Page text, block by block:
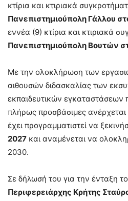
κτίρια και κτιριακά
Πανεπιστημιούπολη Γάλλου
εννέα (9) κτίρια και κτιριακά
Πανεπιστημιούπολη Βουτών
Με την ολοκλήρωση των
αιθουσών διδασκαλίας των
εκπαιδευτικών εγκαταστάσεων
πλήρως προσβάσιμες ανέρχεται
έχει προγραμματιστεί να
2027 και αναμένεται να
2030.
Σε δήλωσή του για την ένταξη
Περιφερειάρχης Κρήτης